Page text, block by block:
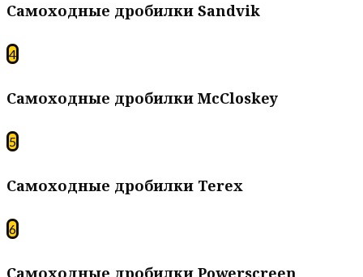
Самоходные дробилки Sandvik
4
Самоходные дробилки McCloskey
5
Самоходные дробилки Terex
6